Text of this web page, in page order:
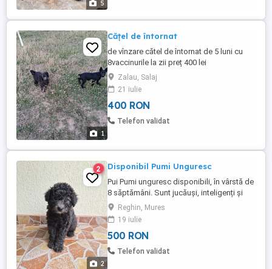
5
1
Cățel de întornat
de vînzare cătel de întornat de 5 luni cu
8vaccinurile la zii preț 400 lei
Zalau, Salaj
21 iulie
400 RON
Telefon validat
2
2 Disponibil Pumi Unguresc
Pui Pumi unguresc disponibili, în vârstă de
8 săptămâni. Sunt jucăuși, inteligenți și
foarte energici, o rasă cunoscută pentru
loialitate și atașamentul față de familie.
Potriviți atât pentru companie, cât și
pentru persoane active sau gospodărie Nr
de tel.
Reghin, Mures
19 iulie
500 RON
Telefon validat